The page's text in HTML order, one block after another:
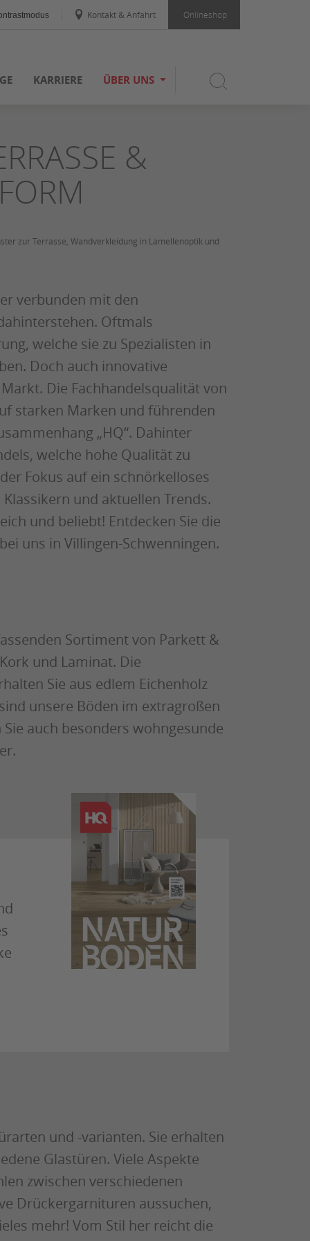
Kontakt & Anfahrt Onlineshop
KARRIERE ÜBER UNS
&
verbunden mit den
Oftmals
welche sie zu Spezialisten in
Doch auch innovative
Die Fachhandelsqualität von
starken Marken und führenden
„HQ“. Dahinter
welche hohe Qualität zu
Fokus auf ein schnörkelloses
und aktuellen Trends.
und beliebt! Entdecken Sie die
uns in Villingen-Schwenningen.
Sortiment von Parkett &
und Laminat. Die
Sie aus edlem Eichenholz
unsere Böden im extragroßen
auch besonders wohngesunde
und -varianten. Sie erhalten
Glastüren. Viele Aspekte
zwischen verschiedenen
Drückergarnituren aussuchen,
mehr! Vom Stil her reicht die